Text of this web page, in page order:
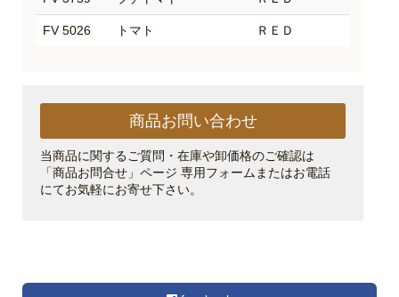
FV 5026 トマト ＲＥＤ
商品お問い合わせ
当商品に関するご質問・在庫や卸価格のご確認は
「商品お問合せ」ページ 専用フォームまたはお電話
にてお気軽にお寄せ下さい。